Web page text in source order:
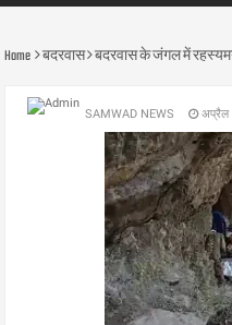
Home बदरवास बदरवास के जंगल में
SAMWAD NEWS अप्रैल